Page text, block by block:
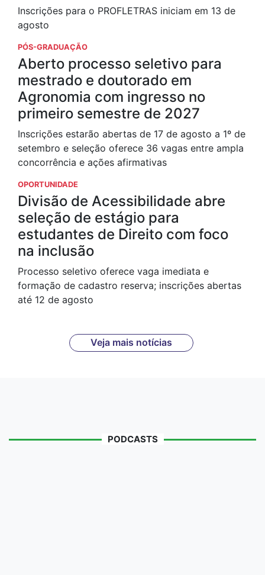
Inscrições para o PROFLETRAS iniciam em 13 de
agosto
PÓS-GRADUAÇÃO
Aberto processo seletivo para
mestrado e doutorado em
Agronomia com ingresso no
primeiro semestre de 2027
Inscrições estarão abertas de 17 de agosto a 1º de
setembro e seleção oferece 36 vagas entre ampla
concorrência e ações afirmativas
OPORTUNIDADE
Divisão de Acessibilidade abre
seleção de estágio para
estudantes de Direito com foco
na inclusão
Processo seletivo oferece vaga imediata e
formação de cadastro reserva; inscrições abertas
até 12 de agosto
Veja mais notícias
PODCASTS